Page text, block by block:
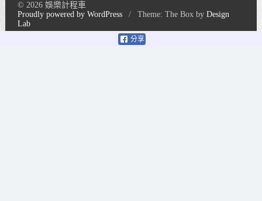
分享
© 2026 娛樂計程車
Proudly powered by WordPress
/ Theme: The Box byDesign
Lab